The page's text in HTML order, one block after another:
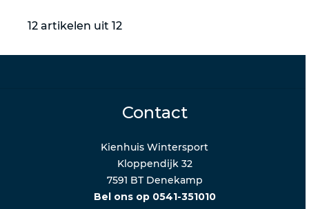
12 artikelen uit 12
Contact
Kienhuis Wintersport
Kloppendijk 32
7591 BT Denekamp
Bel ons op 0541-351010